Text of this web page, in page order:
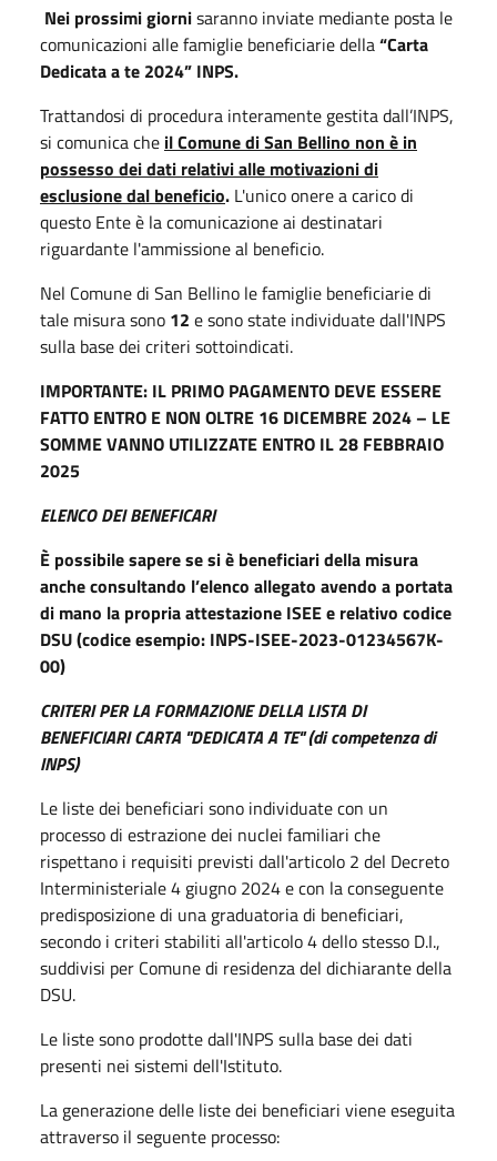
Nei prossimi giornisaranno inviate mediante posta le
comunicazioni alle famiglie beneficiarie della“Carta
Dedicata a te 2024” INPS.
Trattandosi di procedura interamente gestita dall’INPS,
si comunica che il Comune di San Bellino non è in
possesso dei dati relativi alle motivazioni di
esclusione dal beneficio. L'unico onere a carico di
questo Ente è la comunicazione ai destinatari
riguardante l'ammissione al beneficio.
Nel Comune di San Bellino le famiglie beneficiarie di
tale misura sono 12 e sono state individuate dall'INPS
sulla base dei criteri sottoindicati.
IMPORTANTE: IL PRIMO PAGAMENTO DEVE ESSERE
FATTO ENTRO E NON OLTRE 16 DICEMBRE 2024 – LE
SOMME VANNO UTILIZZATE ENTRO IL 28 FEBBRAIO
2025
ELENCO DEI BENEFICARI
È possibile sapere se si è beneficiari della misura
anche consultando l’elenco allegato avendo a portata
di mano la propria attestazione ISEE e relativo codice
DSU (codice esempio: INPS-ISEE-2023-01234567K-
00)
CRITERI PER LA FORMAZIONE DELLA LISTA DI
BENEFICIARI CARTA "DEDICATA A TE" (di competenza di
INPS)
Le liste dei beneficiari sono individuate con un
processo di estrazione dei nuclei familiari che
rispettano i requisiti previsti dall'articolo 2 del Decreto
Interministeriale 4 giugno 2024 e con la conseguente
predisposizione di una graduatoria di beneficiari,
secondo i criteri stabiliti all'articolo 4 dello stesso D.I.,
suddivisi per Comune di residenza del dichiarante della
DSU.
Le liste sono prodotte dall'INPS sulla base dei dati
presenti nei sistemi dell'Istituto.
La generazione delle liste dei beneficiari viene eseguita
attraverso il seguente processo: